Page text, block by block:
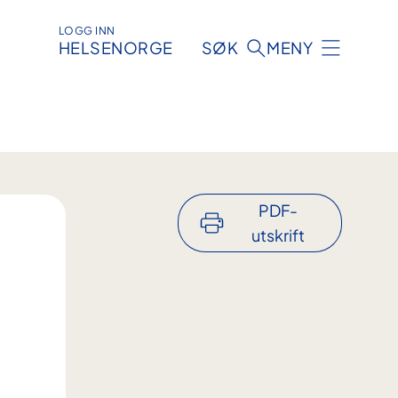
LOGG INN
HELSENORGE SØK MENY
PDF-
utskrift